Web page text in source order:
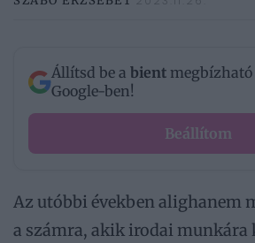
Állítsd be a bient
Google-ben!
Beállítom
Az utóbbi években alighanem
a számra, akik irodai munkára